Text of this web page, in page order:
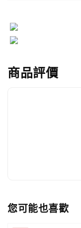
商品評價
您可能也喜歡